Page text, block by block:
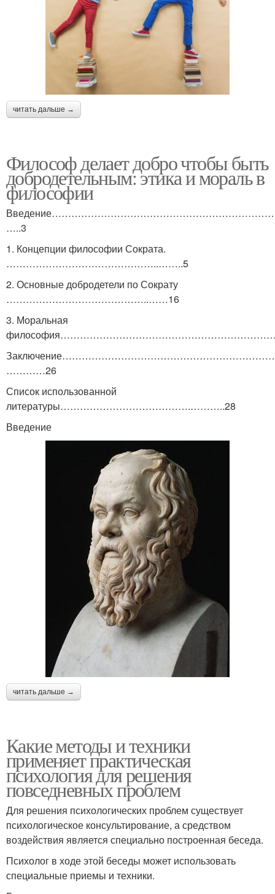
читать дальше →
Философ делает добро чтобы быть
добродетельным: этика и мораль в
философии
…..3
1. Концепции философии Сократа.
………………………………………..……..5
2. Основные добродетели по Сократу
……………………………………..……16
3. Моральная
…………26
Список использованной
литературы………………………………….………..28
Введение
читать дальше →
Какие методы и техники
применяет практическая
психология для решения
повседневных проблем
Для решения психологических проблем существует
психологическое консультирование, а средством
воздействия является специально построенная беседа.
Психолог в ходе этой беседы может использовать
специальные приемы и техники.